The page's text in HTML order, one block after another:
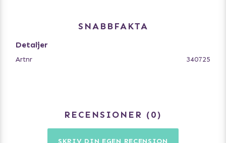
SNABBFAKTA
Detaljer
Artnr 340725
RECENSIONER 0
SKRIV DIN EGEN RECENSION